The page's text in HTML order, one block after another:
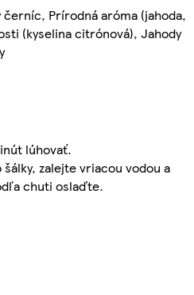
Prírodná aróma (jahoda,
(kyselina citrónová), Jahody
lúhovať.
zalejte vriacou vodou a
chuti oslaďte.